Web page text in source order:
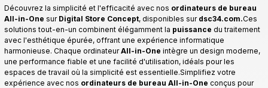
Découvrez la simplicité et l'efficacité avec nos ordinateurs de bureau
All-in-One sur Digital Store Concept, disponibles sur dsc34.com.Ces
solutions tout-en-un combinent élégamment la puissance du traitement
avec l'esthétique épurée, offrant une expérience informatique
harmonieuse. Chaque ordinateurAll-in-One intègre un design moderne,
une performance fiable et une facilité d'utilisation, idéals pour les
espaces de travail où la simplicité est essentielle.Simplifiez votre
expérience avec nos ordinateurs de bureau All-in-One conçus pour